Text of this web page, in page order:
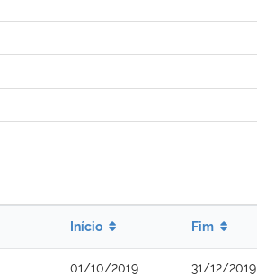
Início Fim
01/10/2019 31/12/2019